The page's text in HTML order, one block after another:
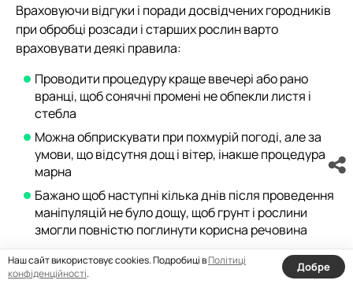
Враховуючи відгуки і поради досвідчених городників
при обробці розсади і старших рослин варто
враховувати деякі правила:
Проводити процедуру краще ввечері або рано
вранці, щоб сонячні промені не обпекли листя і
стебла
Можна обприскувати при похмурій погоді, але за
умови, що відсутня дощ і вітер, інакше процедура
марна
Бажано щоб наступні кілька днів після проведення
маніпуляцій не було дощу, щоб грунт і рослини
змогли повністю поглинути корисна речовина
Обприскувати потрібно за допомогою
спеціального пристрою з дрібним розпиленням
Наш сайт використовує cookies. Подробиці вПолітиці
конфіденційності. Добре